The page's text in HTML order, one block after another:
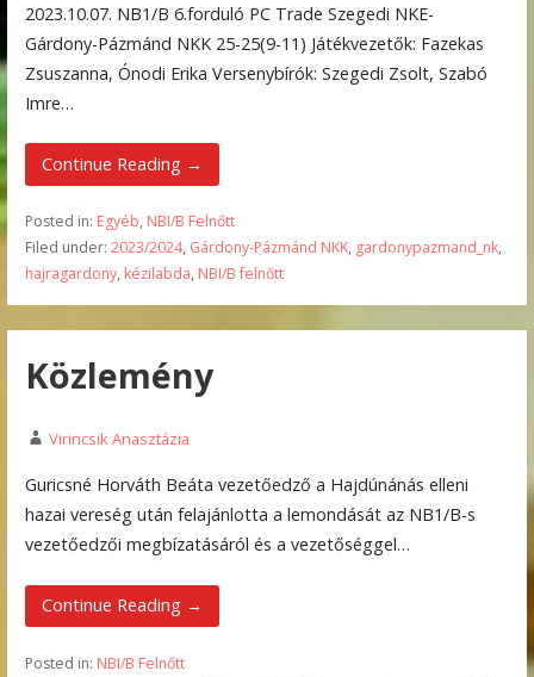
2023.10.07. NB1/B 6.forduló PC Trade Szegedi NKE-
Gárdony-Pázmánd NKK 25-25(9-11) Játékvezetők: Fazekas
Zsuszanna, Ónodi Erika Versenybírók: Szegedi Zsolt, Szabó
Imre…
Continue Reading →
Posted in: Egyéb, NBI/B Felnőtt
Filed under: 2023/2024, Gárdony-Pázmánd NKK, gardonypazmand_nk,
hajragardony, kézilabda, NBI/B felnőtt
Közlemény
Virincsik Anasztázia
Guricsné Horváth Beáta vezetőedző a Hajdúnánás elleni
hazai vereség után felajánlotta a lemondását az NB1/B-s
vezetőedzői megbízatásáról és a vezetőséggel…
Continue Reading →
Posted in: NBI/B Felnőtt